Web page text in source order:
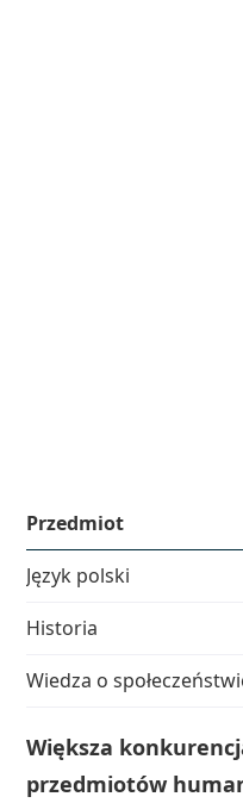
Przedmiot
Język polski
Historia
Wiedza o
Większa
przedmiotów